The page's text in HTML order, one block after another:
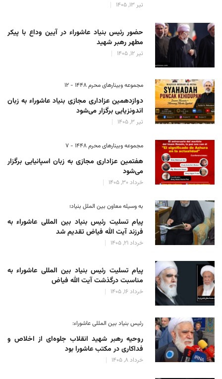
تیر 13, 1405
حضور رئیس‌ بنیاد عاشوراء در آیین وداع با پیکر
مطهر رهبر شهید
تیر 12, 1405
مجموعه وبینارهای محرم 1448 - 12
دوازدهمین عزاداری مجازی بنیاد عاشوراء به زبان
اندونزیایی برگزار می‌شود
تیر 3, 1405
مجموعه وبینارهای محرم 1448 - 7
هفتمین عزاداری مجازی به زبان اسپانیایی برگزار
می‌شود
خرداد 30, 1405
به وسیله معاون بین الملل بنیاد؛
پیام تسلیت رئیس بنیاد بین المللی عاشوراء به
فرزند آیت الله فیاض تقدیم شد
خرداد 21, 1405
پیام تسلیت رئیس بنیاد بین المللی عاشوراء به
مناسبت درگذشت آیت الله فیاض
خرداد 16, 1405
رئیس بنیاد بین المللی عاشوراء:
روحیه رهبر شهید انقلاب جلوه‌ای از اخلاص و
فداکاری در مکتب عاشورا بود
خرداد 8, 1405